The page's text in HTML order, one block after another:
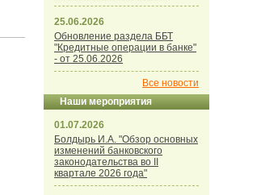
25.06.2026
Обновление раздела ББТ
"Кредитные операции в банке"
- от 25.06.2026
Все новости
Наши мероприятия
01.07.2026
Болдырь И.А. "Обзор основных
изменений банковского
законодательства во II
квартале 2026 года"